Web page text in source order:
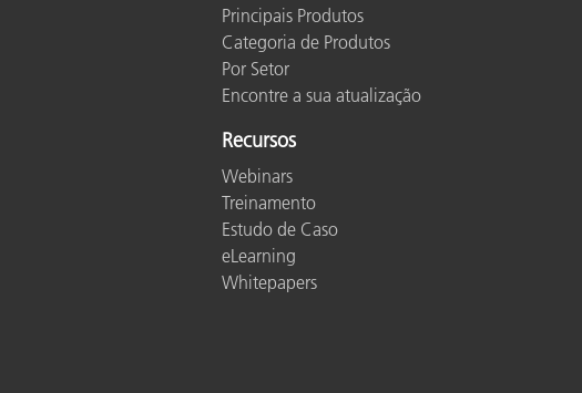
Principais Produtos
Categoria de Produtos
Por Setor
Encontre a sua atualização
Recursos
Webinars
Treinamento
Estudo de Caso
eLearning
Whitepapers